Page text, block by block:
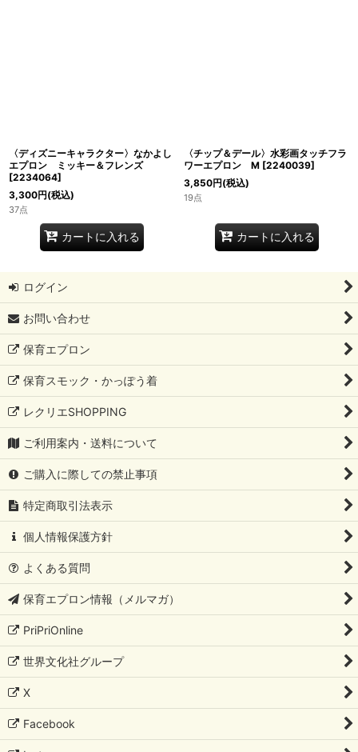
〈ディズニーキャラクター〉なかよし
エプロン ミッキー＆フレンズ
[2234064]
3,300円(税込)
37点
カートに入れる
〈チップ＆デール〉水彩画タッチフラ
ワーエプロン M [2240039]
3,850円(税込)
19点
カートに入れる
ログイン
お問い合わせ
保育エプロン
保育スモック・かっぽう着
レクリエSHOPPING
ご利用案内・送料について
ご購入に際しての禁止事項
特定商取引法表示
個人情報保護方針
よくある質問
保育エプロン情報（メルマガ）
PriPriOnline
世界文化社グループ
X
Facebook